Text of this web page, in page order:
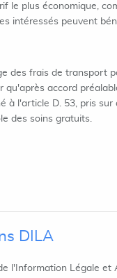
le plus économique,
intéressés peuvent
des frais de transport
qu'après accord
à l'article D. 53, pris sur
des soins gratuits.
DILA
l'Information Légale et